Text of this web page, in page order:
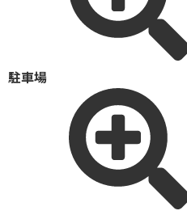
駐車場